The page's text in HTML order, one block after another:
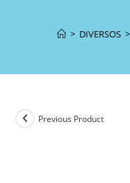
> DIVERSOS >
Previous Product